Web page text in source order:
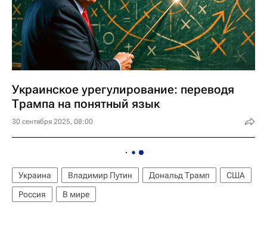
Украинское урегулирование: переводя
Трампа на понятный язык
30 сентября 2025, 08:00
Украина Владимир Путин Дональд Трамп
США
Россия
В мире